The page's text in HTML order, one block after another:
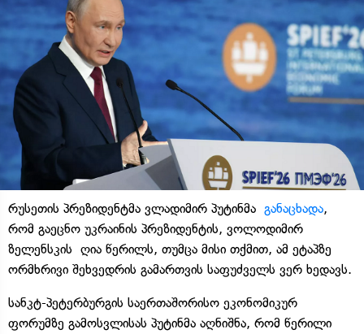
რუსეთის პრეზიდენტმა ვლადიმირ პუტინმა განაცხადა,
რომ გაეცნო უკრაინის პრეზიდენტის, ვოლოდიმირ
ზელენსკის ღია წერილს, თუმცა მისი თქმით, ამ ეტაპზე
ორმხრივი შეხვედრის გამართვის საფუძველს ვერ ხედავს.
სანკტ-პეტერბურგის საერთაშორისო ეკონომიკურ
ფორუმზე გამოსვლისას პუტინმა აღნიშნა, რომ წერილი